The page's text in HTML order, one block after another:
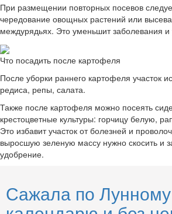
При размещении повторных посевов
чередование овощных растений или
междурядьях. Это уменьшит заболевания и
Что посадить после картофеля
После уборки раннего картофеля участок
редиса, репы, салата.
Также после картофеля можно посеять
крестоцветные культуры: горчицу белую,
Это избавит участок от болезней и
выросшую зеленую массу нужно скосить и
удобрение.
Сажала по Лунному